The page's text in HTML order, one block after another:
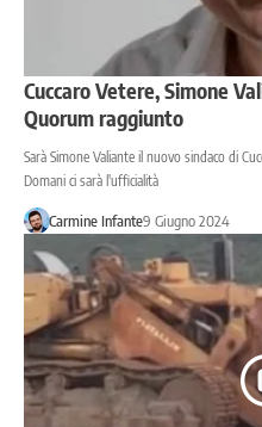
Cuccaro Vetere, Simone
Quorum raggiunto
Sarà Simone Valiante il nuovo sindaco di
Domani ci sarà l'ufficialità
Carmine Infante9 Giugno 2024